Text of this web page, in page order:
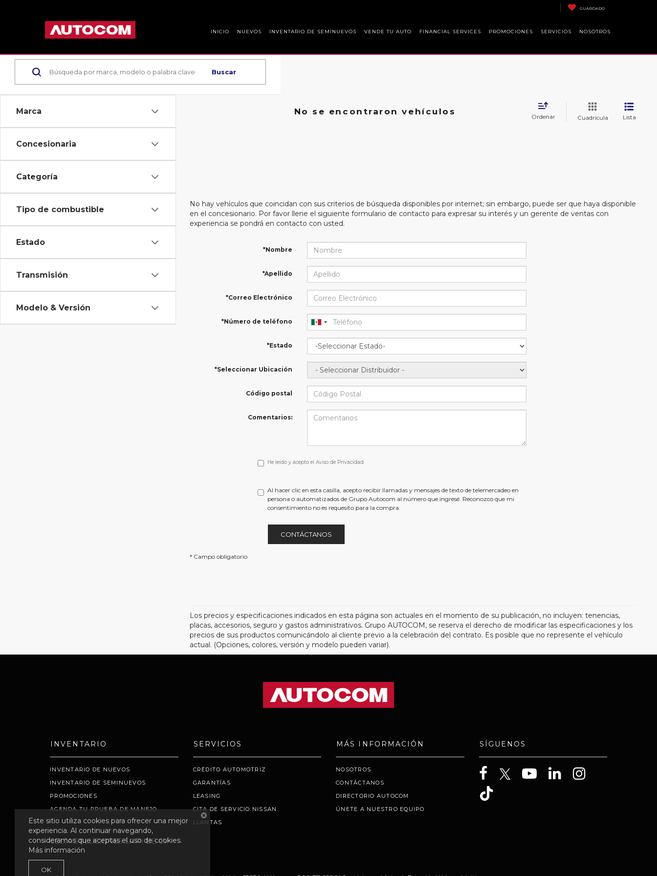
GUARDADO
INICIO NUEVOS INVENTARIO DE SEMINUEVOS VENDE TU AUTO FINANCIAL SERVICES PROMOCIONES SERVICIOS NOSOTROS
Marca
Concesionaria
Categoría
Tipo de combustible
Estado
Transmisión
Modelo & Versión
Buscar
No se encontraron vehículos
Ordenar Cuadrícula Lista
No hay vehículos que coincidan con sus criterios de búsqueda disponibles por internet; sin embargo, puede ser que haya disponible
en el concesionario. Por favor llene el siguiente formulario de contacto para expresar su interés y un gerente de ventas con
experiencia se pondrá en contacto con usted.
*Nombre
*Apellido
*Correo Electrónico
*Número de teléfono
*Estado
*Seleccionar Ubicación
Código postal
Comentarios:
He
acepto
<a
He leído y acepto elAviso de Privacidad
Al hacer clic en esta casilla, acepto recibir llamadas y mensajes de texto de telemercadeo en
persona o automatizados de Grupo Autocom al número que ingresé. Reconozco que mi
consentimiento no es requesito para la compra.
CONTÁCTANOS
* Campo obligatorio
Los precios y especificaciones indicados en esta página son actuales en el momento de su publicación, no incluyen: tenencias,
placas, accesorios, seguro y gastos administrativos. Grupo AUTOCOM, se reserva el derecho de modificar las especificaciones y los
precios de sus productos comunicándolo al cliente previo a la celebración del contrato. Es posible que no represente el vehículo
actual. (Opciones, colores, versión y modelo pueden variar).
INVENTARIO
INVENTARIO DE NUEVOS
INVENTARIO DE SEMINUEVOS
PROMOCIONES
AGENDA TU PRUEBA DE MANEJO
SERVICIOS
CRÉDITO AUTOMOTRIZ
GARANTÍAS
LEASING
CITA DE SERVICIO NISSAN
LLANTAS
MÁS INFORMACIÓN
NOSOTROS
CONTÁCTANOS
DIRECTORIO AUTOCOM
ÚNETE A NUESTRO EQUIPO
SÍGUENOS
CELTA SOLUCIONES SA PI DE CV
Este sitio utiliza cookies para ofrecer una mejor
experiencia. Al continuar navegando,
consideramos que aceptas el uso de cookies.
Más información
OK